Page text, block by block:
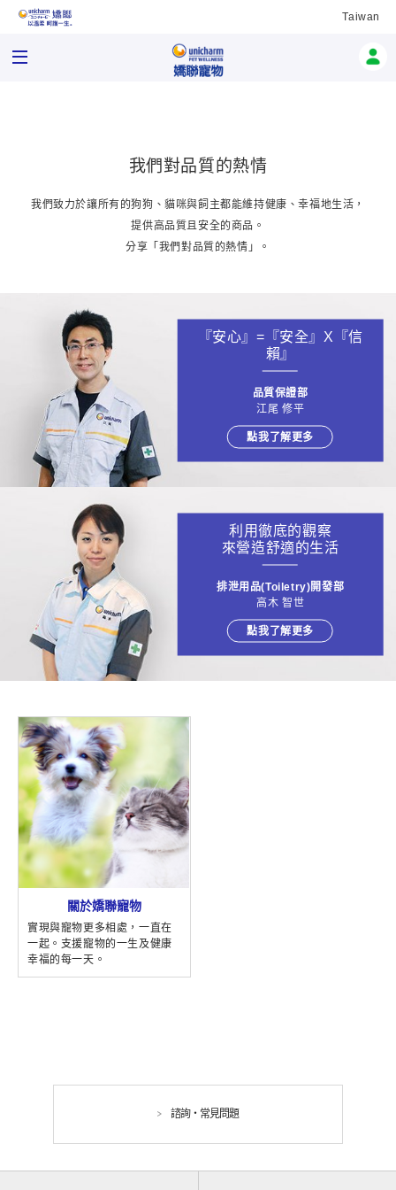
Taiwan
我們對品質的熱情
我們致力於讓所有的狗狗、貓咪與飼主都能維持健康、幸福地生活，
提供高品質且安全的商品。
分享「我們對品質的熱情」。
『安心』=『安全』X『信
賴』
品質保證部
江尾 修平
點我了解更多
利用徹底的觀察
來營造舒適的生活
排泄用品(Toiletry)開發部
高木 智世
點我了解更多
關於嬌聯寵物
實現與寵物更多相處，一直在
一起。支援寵物的一生及健康
幸福的每一天。
諮詢・常見問題